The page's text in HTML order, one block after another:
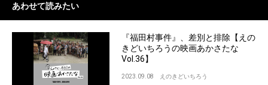
あわせて読みたい
『福田村事件』、差別と排除【えの
きどいちろうの映画あかさたな
Vol.36】
2023.09.08 えのきどいちろう